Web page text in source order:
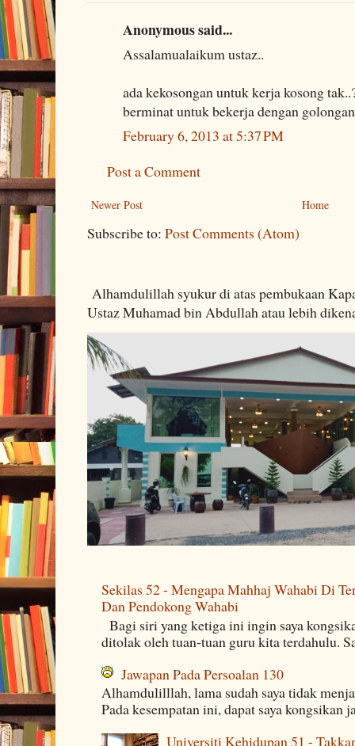
Anonymous said...
Assalamualaikum ustaz..
ada kekosongan untuk kerja kosong
berminat untuk bekerja dengan
February 6, 2013 at 5:37 PM
Post a Comment
Newer Post Home
Subscribe to: Post Comments (Atom)
Alhamdulillah syukur di atas pembukaan
Ustaz Muhamad bin Abdullah atau lebih
Sekilas 52 - Mengapa Mahhaj Wahabi Di
Dan Pendokong Wahabi
Bagi siri yang ketiga ini ingin saya
ditolak oleh tuan-tuan guru kita terdahulu.
Jawapan Pada Persoalan 130
Alhamdulilllah, lama sudah saya tidak
Pada kesempatan ini, dapat saya kongsikan
Universiti Kehidupan 51 -